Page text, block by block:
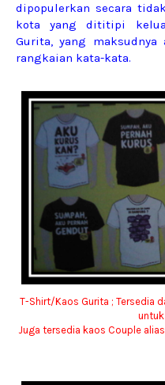
dipopulerkan secara
kota yang dititipi
Gurita, yang
rangkaian kata-kata.
T-Shirt/Kaos Gurita ; Tersedia
Juga tersedia kaos Couple